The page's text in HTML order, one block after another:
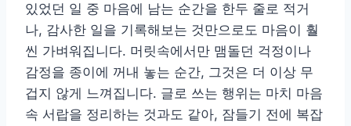
있었던 일 중 마음에 남는 순간을 한두 줄로 적거
나, 감사한 일을 기록해보는 것만으로도 마음이 훨
씬 가벼워집니다. 머릿속에서만 맴돌던 걱정이나
감정을 종이에 꺼내 놓는 순간, 그것은 더 이상 무
겁지 않게 느껴집니다. 글로 쓰는 행위는 마치 마음
속 서랍을 정리하는 것과도 같아, 잠들기 전에 복잡